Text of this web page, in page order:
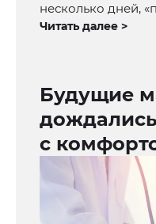
несколько дней,
Читать далее >
Будущие
с